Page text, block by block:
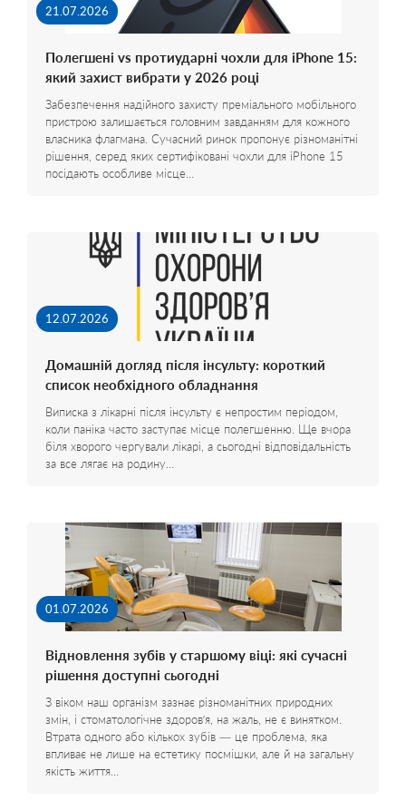
21.07.2026
Полегшені vs протиударні чохли для iPhone 15:
який захист вибрати у 2026 році
Забезпечення надійного захисту преміального мобільного
пристрою залишається головним завданням для кожного
власника флагмана. Сучасний ринок пропонує різноманітні
рішення, серед яких сертифіковані чохли для iPhone 15
посідають особливе місце…
12.07.2026
Домашній догляд після інсульту: короткий
список необхідного обладнання
Виписка з лікарні після інсульту є непростим періодом,
коли паніка часто заступає місце полегшенню. Ще вчора
біля хворого чергували лікарі, а сьогодні відповідальність
за все лягає на родину…
01.07.2026
Відновлення зубів у старшому віці: які сучасні
рішення доступні сьогодні
З віком наш організм зазнає різноманітних природних
змін, і стоматологічне здоров’я, на жаль, не є винятком.
Втрата одного або кількох зубів — це проблема, яка
впливає не лише на естетику посмішки, але й на загальну
якість життя…